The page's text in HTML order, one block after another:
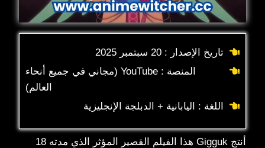
تاريخ الإصدار : 20 سبتمبر 2025
المنصة : YouTube (مجاني في جميع أنحاء
العالم)
اللغة : اليابانية + الدبلجة الإنجليزية
أنتج Gigguk هذا الفيلم القصير المؤثر الذي مدته 18